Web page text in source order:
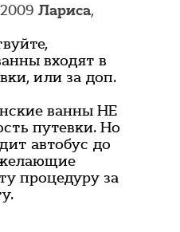
Лариса,
входят в
или за доп.
ванны НЕ
путевки. Но
автобус до
процедуру за